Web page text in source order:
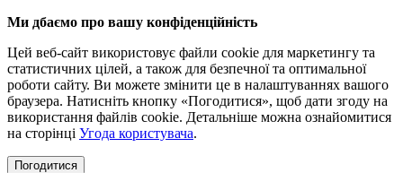
Ми дбаємо про вашу конфіденційність
Цей веб-сайт використовує файли cookie для маркетингу та
статистичних цілей, а також для безпечної та оптимальної
роботи сайту. Ви можете змінити це в налаштуваннях вашого
браузера. Натисніть кнопку «Погодитися», щоб дати згоду на
використання файлів cookie. Детальніше можна ознайомитися
на сторінці Угода користувача.
Погодитися